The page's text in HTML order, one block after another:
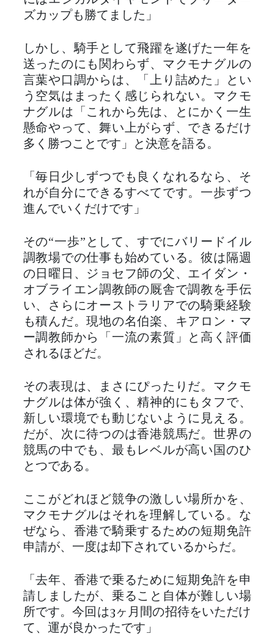
ズカップも勝てました」
しかし、騎手として飛躍を遂げた一年を
送ったのにも関わらず、マクモナグルの
言葉や口調からは、「上り詰めた」とい
う空気はまったく感じられない。マクモ
ナグルは「これから先は、とにかく一生
懸命やって、舞い上がらず、できるだけ
多く勝つことです」と決意を語る。
「毎日少しずつでも良くなれるなら、そ
れが自分にできるすべてです。一歩ずつ
進んでいくだけです」
その“一歩”として、すでにバリードイル
調教場での仕事も始めている。彼は隔週
の日曜日、ジョセフ師の父、エイダン・
オブライエン調教師の厩舎で調教を手伝
い、さらにオーストラリアでの騎乗経験
も積んだ。現地の名伯楽、キアロン・マ
ー調教師から「一流の素質」と高く評価
されるほどだ。
その表現は、まさにぴったりだ。マクモ
ナグルは体が強く、精神的にもタフで、
新しい環境でも動じないように見える。
だが、次に待つのは香港競馬だ。世界の
競馬の中でも、最もレベルが高い国のひ
とつである。
ここがどれほど競争の激しい場所かを、
マクモナグルはそれを理解している。な
ぜなら、香港で騎乗するための短期免許
申請が、一度は却下されているからだ。
「去年、香港で乗るために短期免許を申
請しましたが、乗ること自体が難しい場
所です。今回は3ヶ月間の招待をいただけ
て、運が良かったです」